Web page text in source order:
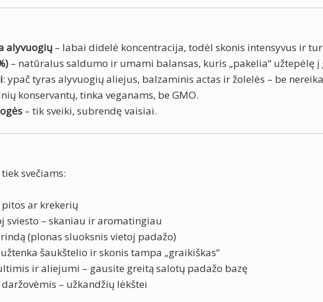
alyvuogių – labai didelė koncentracija, todėl skonis intensyvus ir
– natūralus saldumo ir umami balansas, kuris „pakelia“ užtepėlę
: ypač tyras alyvuogių aliejus, balzaminis actas ir žolelės – be
konservantų, tinka veganams, be GMO.
– tik sveiki, subrendę vaisiai.
svečiams:
ar krekerių
sviesto – skaniau ir aromatingiau
(plonas sluoksnis vietoj padažo)
šaukštelio ir skonis tampa „graikiškas“
ir aliejumi – gausite greitą salotų padažo bazę
– užkandžių lėkštei